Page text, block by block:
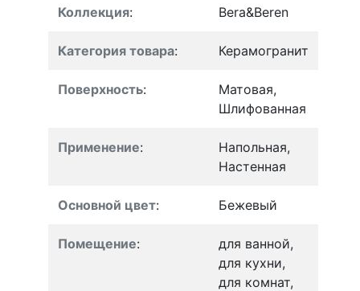
Коллекция: Bera&Beren
Категория товара: Керамогранит
Поверхность:
Матовая,
Шлифованная
Применение:
Напольная,
Настенная
Основной цвет: Бежевый
Помещение:
для ванной,
для кухни,
для комнат,